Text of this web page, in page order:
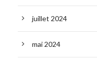
juillet 2024
mai 2024